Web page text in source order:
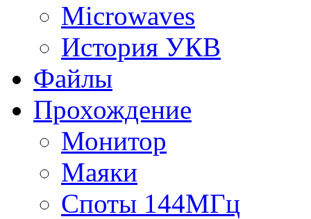
Microwaves
История УКВ
Файлы
Прохождение
Монитор
Маяки
Споты 144МГц